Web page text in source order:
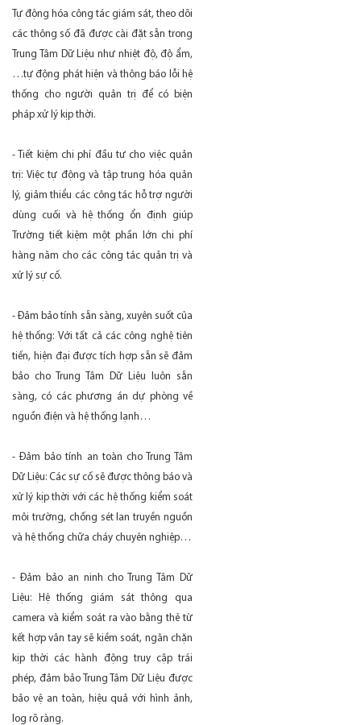
Tự động hóa công tác giám sát, theo dõi
các thông số đã được cài đặt sẵn trong
Trung Tâm Dữ Liệu như nhiệt độ, độ ẩm,
…tự động phát hiện và thông báo lỗi hệ
thống cho người quản trị để có biện
pháp xử lý kịp thời.
- Tiết kiệm chi phí đầu tư cho việc quản
trị: Việc tự động và tập trung hóa quản
lý, giảm thiểu các công tác hỗ trợ người
dùng cuối và hệ thống ổn định giúp
Trường tiết kiệm một phần lớn chi phí
hàng năm cho các công tác quản trị và
xử lý sự cố.
- Đảm bảo tính sẵn sàng, xuyên suốt của
hệ thống: Với tất cả các công nghệ tiên
tiến, hiện đại được tích hợp sẵn sẽ đảm
bảo cho Trung Tâm Dữ Liệu luôn sẵn
sàng, có các phương án dự phòng về
nguồn điện và hệ thống lạnh…
- Đảm bảo tính an toàn cho Trung Tâm
Dữ Liệu: Các sự cố sẽ được thông báo và
xử lý kịp thời với các hệ thống kiểm soát
môi trường, chống sét lan truyền nguồn
và hệ thống chữa cháy chuyên nghiệp…
- Đảm bảo an ninh cho Trung Tâm Dữ
Liệu: Hệ thống giám sát thông qua
camera và kiểm soát ra vào bằng thẻ từ
kết hợp vân tay sẽ kiềm soát, ngăn chặn
kịp thời các hành động truy cập trái
phép, đảm bảo Trung Tâm Dữ Liệu được
bảo vệ an toàn, hiệu quả với hình ảnh,
log rõ ràng.